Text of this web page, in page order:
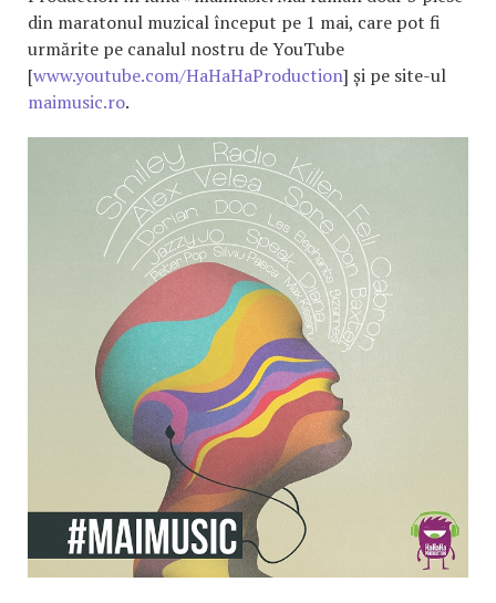
din maratonul muzical început pe 1 mai, care pot fi
urmărite pe canalul nostru de YouTube
[www.youtube.com/HaHaHaProduction] și pe site-ul
maimusic.ro.